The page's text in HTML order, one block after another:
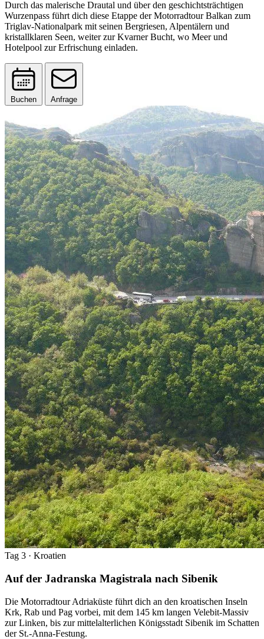
Durch das malerische Drautal und über den geschichtsträchtigen
Wurzenpass führt dich diese Etappe der Motorradtour Balkan zum
Triglav-Nationalpark mit seinen Bergriesen, Alpentälern und
kristallklaren Seen, weiter zur Kvarner Bucht, wo Meer und
Hotelpool zur Erfrischung einladen.
Buchen Anfrage
Tag 3 · Kroatien
Auf der Jadranska Magistrala nach Sibenik
Die Motorradtour Adriaküste führt dich an den kroatischen Inseln
Krk, Rab und Pag vorbei, mit dem 145 km langen Velebit-Massiv
zur Linken, bis zur mittelalterlichen Königsstadt Sibenik im Schatten
der St.-Anna-Festung.